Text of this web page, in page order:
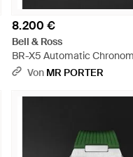
8.200 €
Bell & Ross
BR-X5 Automatic
Watch - Schwarz
Von MR PORTER